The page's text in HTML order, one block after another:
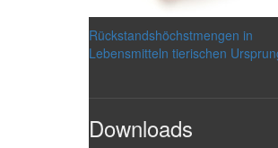
Rückstandshöchstmengen in
Lebensmitteln tierischen
Downloads